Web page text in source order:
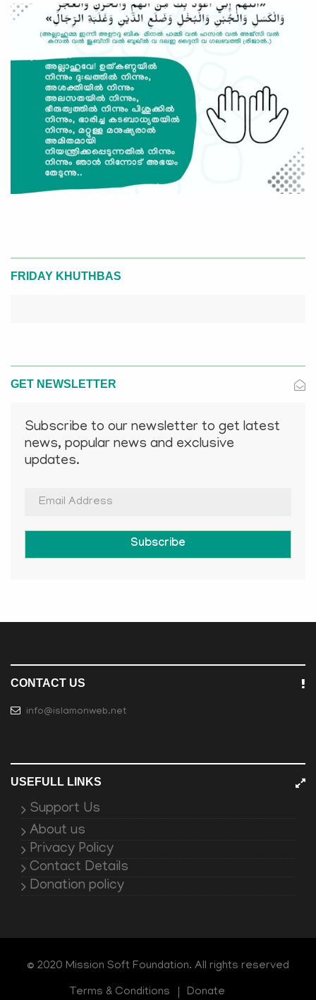
FRIDAY KHUTHBAS
GET NEWSLETTER
Subscribe to our newsletter to get latest
news, popular news and exclusive
updates.
Subscribe
CONTACT US
info@islamonweb.net
USEFULL LINKS
Support Us
About us
Privacy Policy
Contact Details
Donation policy
© 2020 Mission Soft Foundation. All rights reserved
Terms & Conditions Donate